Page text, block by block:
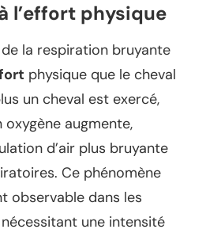
l’effort physique
la respiration bruyante
physique que le cheval
un cheval est exercé,
augmente,
d’air plus bruyante
Ce phénomène
observable dans les
une intensité